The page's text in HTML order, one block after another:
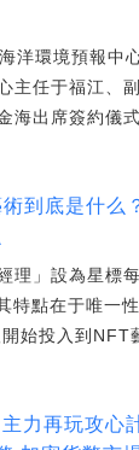
洋環境預報中
主任于福江、
海出席簽約儀
到底是什么
理」設為星標
特點在于唯一
始投入到NFT
力再玩攻心